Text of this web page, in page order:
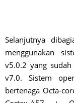
Selanjutnya
menggunakan
v5.0.2 yang
v7.0. Sistem
bertenaga Octa-